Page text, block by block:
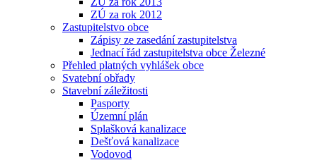
ZÚ za rok 2012
Zastupitelstvo obce
Zápisy ze zasedání zastupitelstva
Jednací řád zastupitelstva obce Železné
Přehled platných vyhlášek obce
Svatební obřady
Stavební záležitosti
Pasporty
Územní plán
Splašková kanalizace
Dešťová kanalizace
Vodovod